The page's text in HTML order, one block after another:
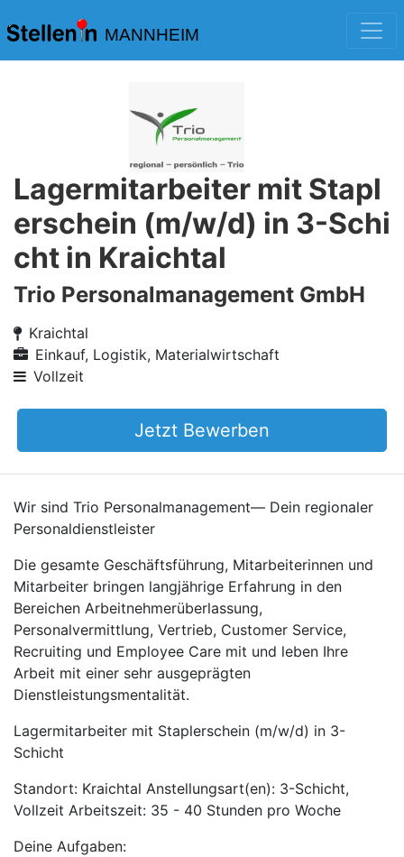
MANNHEIM
Lagermitarbeiter mit Stapl
erschein (m/w/d) in 3-Schi
cht in Kraichtal
Trio Personalmanagement GmbH
Kraichtal
Einkauf, Logistik, Materialwirtschaft
Vollzeit
Jetzt Bewerben
Wir sind Trio Personalmanagement— Dein regionaler
Personaldienstleister
Die gesamte Geschäftsführung, Mitarbeiterinnen und
Mitarbeiter bringen langjährige Erfahrung in den
Bereichen Arbeitnehmerüberlassung,
Personalvermittlung, Vertrieb, Customer Service,
Recruiting und Employee Care mit und leben Ihre
Arbeit mit einer sehr ausgeprägten
Dienstleistungsmentalität.
Lagermitarbeiter mit Staplerschein (m/w/d) in 3-
Schicht
Standort: Kraichtal Anstellungsart(en): 3-Schicht,
Vollzeit Arbeitszeit: 35 - 40 Stunden pro Woche
Deine Aufgaben: